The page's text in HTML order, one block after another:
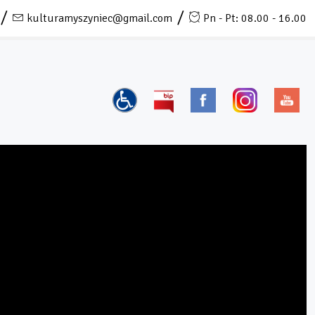
kulturamyszyniec@gmail.com Pn - Pt: 08.00 - 16.00